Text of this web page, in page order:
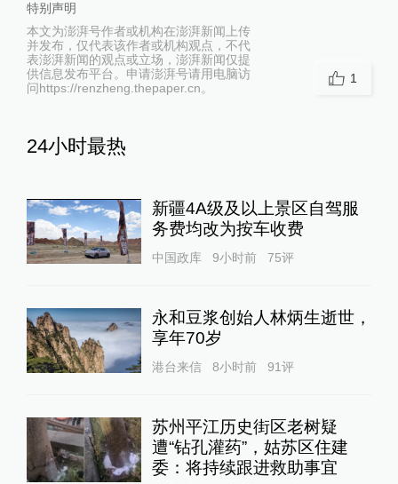
特别声明
本文为澎湃号作者或机构在澎湃新闻上传
并发布，仅代表该作者或机构观点，不代
表澎湃新闻的观点或立场，澎湃新闻仅提
供信息发布平台。申请澎湃号请用电脑访
问https://renzheng.thepaper.cn。
1
24小时最热
新疆4A级及以上景区自驾服
务费均改为按车收费
中国政库 9小时前 75评
永和豆浆创始人林炳生逝世，
享年70岁
港台来信 8小时前 91评
苏州平江历史街区老树疑
遭“钻孔灌药”，姑苏区住建
委：将持续跟进救助事宜